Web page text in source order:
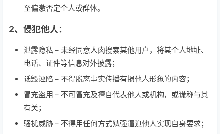
至偏激否定个人或群体。
2、侵犯他人：
泄露隐私 – 未经同意人肉搜索其他用户，将其个人地址、
电话、证件等信息对外披露；
诋毁诬陷 – 不得脱离事实传播有损他人形象的内容；
冒充盗用 – 不可冒充及擅自代表他人或机构，或谎称与其
有关；
骚扰威胁 – 不得用任何方式勉强逼迫他人实现自身要求；